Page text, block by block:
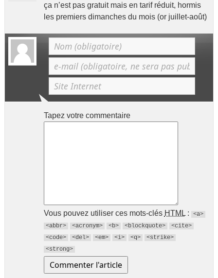
ça n’est pas gratuit mais en tarif réduit, hormis
les premiers dimanches du mois (or juillet-août)
Tapez votre commentaire
Vous pouvez utiliser ces mots-clés HTML:
<a>
<abbr>
<acronym> <b> <blockquote>
<cite>
<code>
<del> <em> <i> <q>
<strike>
<strong>